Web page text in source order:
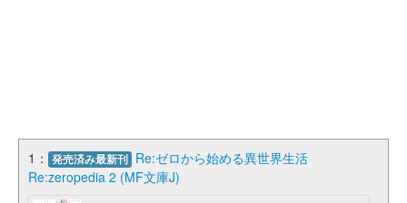
1： 発売済み最新刊 Re:ゼロから始める異世界生活
Re:zeropedia 2 (MF文庫J)